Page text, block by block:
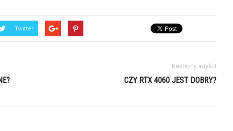
Twitter
Następny artykuł
CZY RTX 4060 JEST DOBRY?